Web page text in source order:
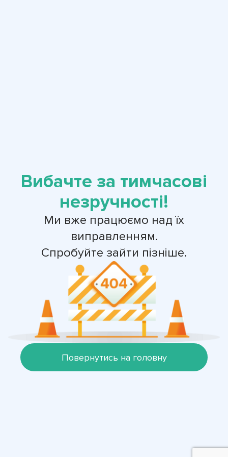
Вибачте за тимчасові
незручності!
Ми вже працюємо над їх
виправленням.
Спробуйте зайти пізніше.
Повернутись на головну